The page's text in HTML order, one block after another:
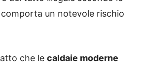
comporta un notevole rischio
che le caldaie moderne